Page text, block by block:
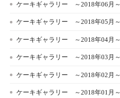
ケーキギャラリー ～2018年06月～
ケーキギャラリー ～2018年05月～
ケーキギャラリー ～2018年04月～
ケーキギャラリー ～2018年03月～
ケーキギャラリー ～2018年02月～
ケーキギャラリー ～2018年01月～